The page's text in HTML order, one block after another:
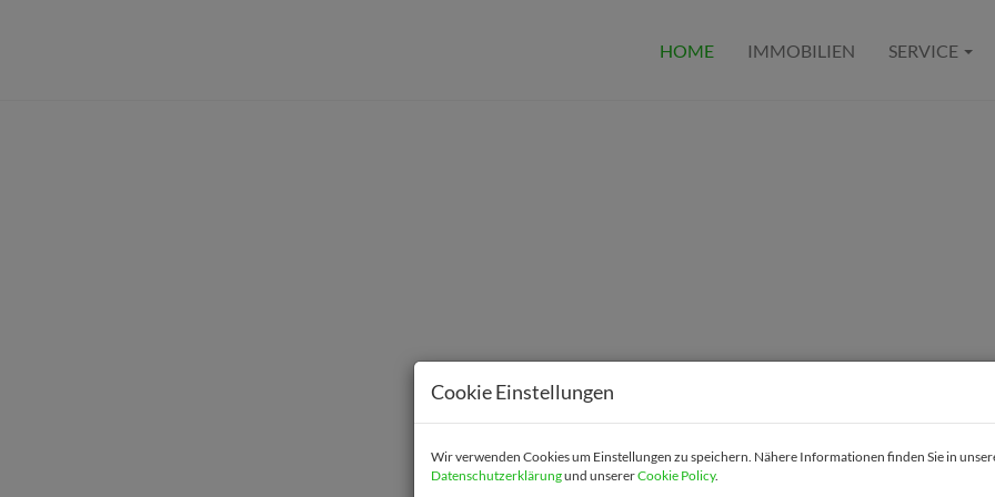
HOME IMMOBILIEN SERVICE
Cookie Einstellungen
Wir verwenden Cookies um Einstellungen zu speichern. Nähere Informationen finden Sie in
Datenschutzerklärungund unsererCookie Policy.